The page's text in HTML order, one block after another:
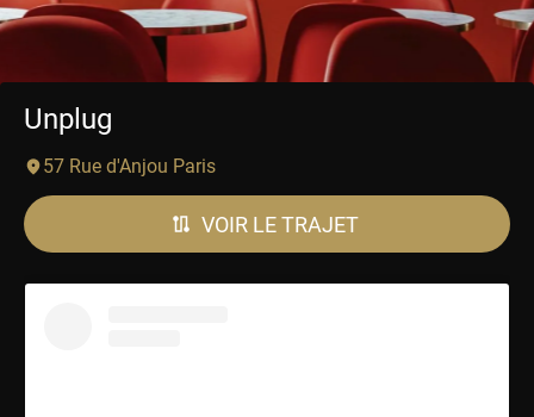
Unplug
57 Rue d'Anjou Paris
VOIR LE TRAJET